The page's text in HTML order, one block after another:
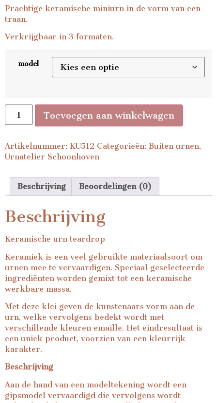
Prachtige keramische miniurn in de vorm van een
traan.
Verkrijgbaar in 3 formaten.
model
Toevoegen aan winkelwagen
Artikelnummer: KU512 Categorieën: Buiten urnen,
Urnatelier Schoonhoven
Beschrijving Beoordelingen (0)
Beschrijving
Keramische urn teardrop
Keramiek is een veel gebruikte materiaalsoort om
urnen mee te vervaardigen. Speciaal geselecteerde
ingrediënten worden gemixt tot een keramische
werkbare massa.
Met deze klei geven de kunstenaars vorm aan de
urn, welke vervolgens bedekt wordt met
verschillende kleuren emaille. Het eindresultaat is
een uniek product, voorzien van een kleurrijk
karakter.
Beschrijving
Aan de hand van een modeltekening wordt een
gipsmodel vervaardigd die vervolgens wordt